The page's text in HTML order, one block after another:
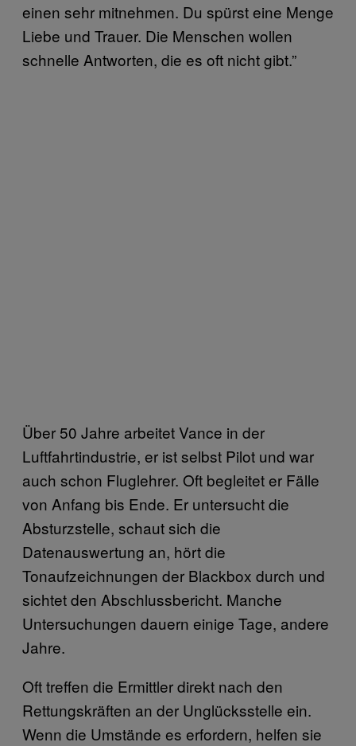
einen sehr mitnehmen. Du spürst eine Menge
Liebe und Trauer. Die Menschen wollen
schnelle Antworten, die es oft nicht gibt.”
Über 50 Jahre arbeitet Vance in der
Luftfahrtindustrie, er ist selbst Pilot und war
auch schon Fluglehrer. Oft begleitet er Fälle
von Anfang bis Ende. Er untersucht die
Absturzstelle, schaut sich die
Datenauswertung an, hört die
Tonaufzeichnungen der Blackbox durch und
sichtet den Abschlussbericht. Manche
Untersuchungen dauern einige Tage, andere
Jahre.
Oft treffen die Ermittler direkt nach den
Rettungskräften an der Unglücksstelle ein.
Wenn die Umstände es erfordern, helfen sie